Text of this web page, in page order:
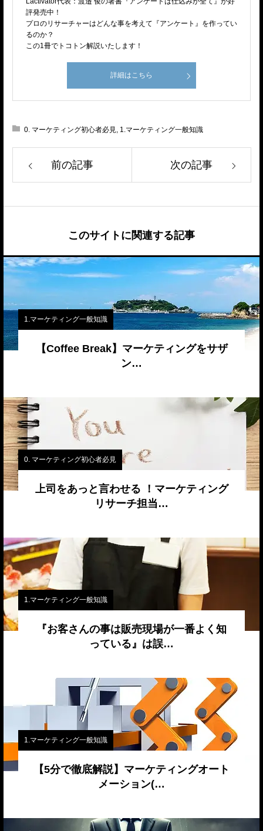
評発売中！
プロのリサーチャーはどんな事を考えて『アンケート』を作ってい
るのか？
この1冊でトコトン解説いたします！
詳細はこちら
0. マーケティング初心者必見, 1.マーケティング一般知識
前の記事 次の記事
このサイトに関連する記事
1.マーケティング一般知識
【Coffee Break】マーケティングをサザ
ン…
0. マーケティング初心者必見
上司をあっと言わせる ！マーケティング
リサーチ担当…
1.マーケティング一般知識
『お客さんの事は販売現場が一番よく知
っている』は誤…
1.マーケティング一般知識
【5分で徹底解説】マーケティングオート
メーション(…